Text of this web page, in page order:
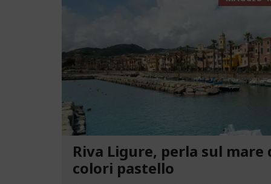
Riva Ligure, perla sul mare
colori pastello